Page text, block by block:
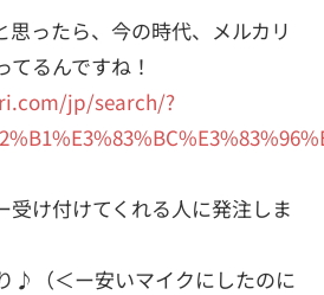
思ったら、今の時代、メルカリ
るんですね！
jp/search/?
受け付けてくれる人に発注しま
♪（＜ー安いマイクにしたのに